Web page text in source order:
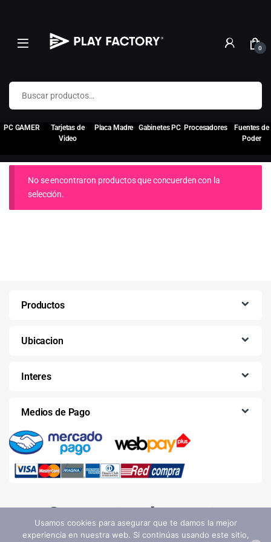
0
Buscar por:
PC GAMER
Tarjetas de
Video
Placa Madre Gabinetes PC Procesadores
Fuentes de
Poder
No se encontraron productos que concuerden con la
selección.
Productos
Ubicacion
Interes
Medios de Pago
Usamos cookies para asegurar que te damos la mejor
experiencia en nuestra web. Si continúas usando este sitio,